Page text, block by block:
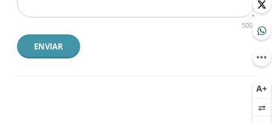
500
ENVIAR